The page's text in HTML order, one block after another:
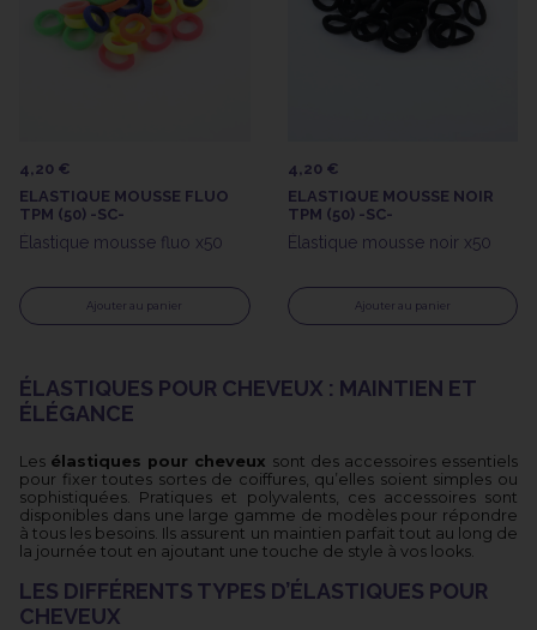
4,20 €
ELASTIQUE MOUSSE FLUO
TPM (50) -SC-
Élastique mousse fluo x50
Ajouter au panier
4,20 €
ELASTIQUE MOUSSE NOIR
TPM (50) -SC-
Élastique mousse noir x50
Ajouter au panier
ÉLASTIQUES POUR CHEVEUX : MAINTIEN ET
ÉLÉGANCE
Les élastiques pour cheveux sont des accessoires essentiels
pour fixer toutes sortes de coiffures, qu’elles soient simples ou
sophistiquées. Pratiques et polyvalents, ces accessoires sont
disponibles dans une large gamme de modèles pour répondre
à tous les besoins. Ils assurent un maintien parfait tout au long de
la journée tout en ajoutant une touche de style à vos looks.
LES DIFFÉRENTS TYPES D’ÉLASTIQUES POUR
CHEVEUX